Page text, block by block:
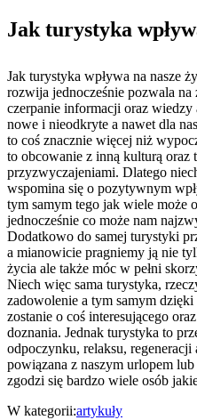
Jak turystyka
Jak turystyka wpływa na nasze
rozwija jednocześnie pozwala
czerpanie informacji oraz
nowe i nieodkryte a nawet dla
to coś znacznie więcej niż
to obcowanie z inną kulturą oraz
przyzwyczajeniami. Dlatego
wspomina się o pozytywnym
tym samym tego jak wiele może
jednocześnie co może nam
Dodatkowo do samej turystyki
a mianowicie pragniemy ją nie
życia ale także móc w pełni
Niech więc sama turystyka,
zadowolenie a tym samym
zostanie o coś interesującego
doznania. Jednak turystyka to
odpoczynku, relaksu, regeneracji
powiązana z naszym urlopem
zgodzi się bardzo wiele osób
W kategorii:artykuły